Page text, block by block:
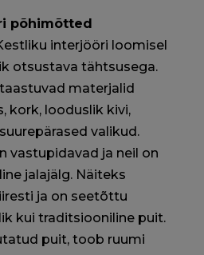
põhimõtted
interjööri loomisel
otsustava tähtsusega.
materjalid
kork, looduslik kivi,
valikud.
vastupidavad ja neil on
jalajälg. Näiteks
ja on seetõttu
kui traditsiooniline puit.
puit, toob ruumi